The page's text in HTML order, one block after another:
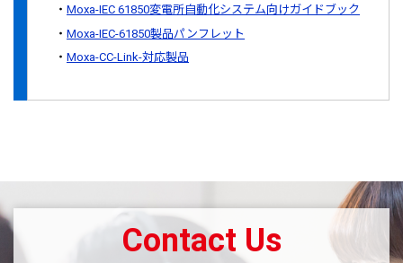
Moxa-IEC 61850変電所自動化システム向けガイドブック
Moxa-IEC-61850製品パンフレット
Moxa-CC-Link-対応製品
Contact Us